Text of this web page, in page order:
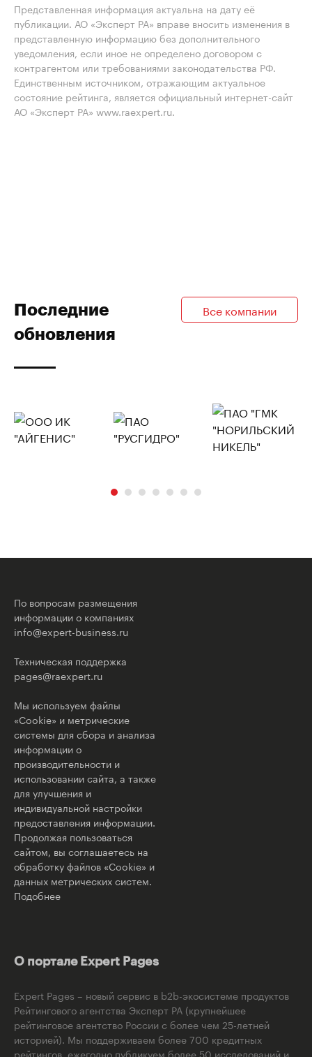
Представленная информация актуальна на дату её
публикации. АО «Эксперт РА» вправе вносить изменения в
представленную информацию без дополнительного
уведомления, если иное не определено договором с
контрагентом или требованиями законодательства РФ.
Единственным источником, отражающим актуальное
состояние рейтинга, является официальный интернет-сайт
АО «Эксперт РА» www.raexpert.ru.
Последние
обновления
Все компании
По вопросам размещения
информации о компаниях
info@expert-business.ru
Техническая поддержка
pages@raexpert.ru
Мы используем файлы
«Cookie» и метрические
системы для сбора и анализа
информации о
производительности и
использовании сайта, а также
для улучшения и
индивидуальной настройки
предоставления информации.
Продолжая пользоваться
сайтом, вы соглашаетесь на
обработку файлов «Cookie» и
данных метрических систем.
Подобнее
О портале Expert Pages
Expert Pages – новый сервис в b2b-экосистеме продуктов
Рейтингового агентства Эксперт РА (крупнейшее
рейтинговое агентство России с более чем 25-летней
историей). Мы поддерживаем более 700 кредитных
рейтингов, ежегодно публикуем более 50 исследований и